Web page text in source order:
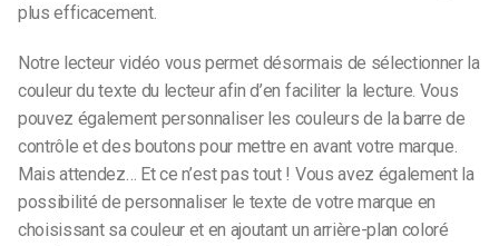
plus efficacement.
Notre lecteur vidéo vous permet désormais de sélectionner la
couleur du texte du lecteur afin d’en faciliter la lecture. Vous
pouvez également personnaliser les couleurs de la barre de
contrôle et des boutons pour mettre en avant votre marque.
Mais attendez… Et ce n’est pas tout ! Vous avez également la
possibilité de personnaliser le texte de votre marque en
choisissant sa couleur et en ajoutant un arrière-plan coloré